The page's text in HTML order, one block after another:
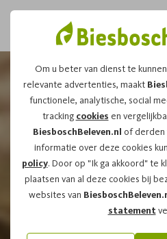
Om u beter van dienst te
relevante advertenties, maakt
functionele, analytische, social
tracking cookies en
BiesboschBeleven.nl of derden
informatie over deze cookies
policy. Door op "Ik ga akkoord" te
plaatsen van al deze cookies bij
websites van
statement